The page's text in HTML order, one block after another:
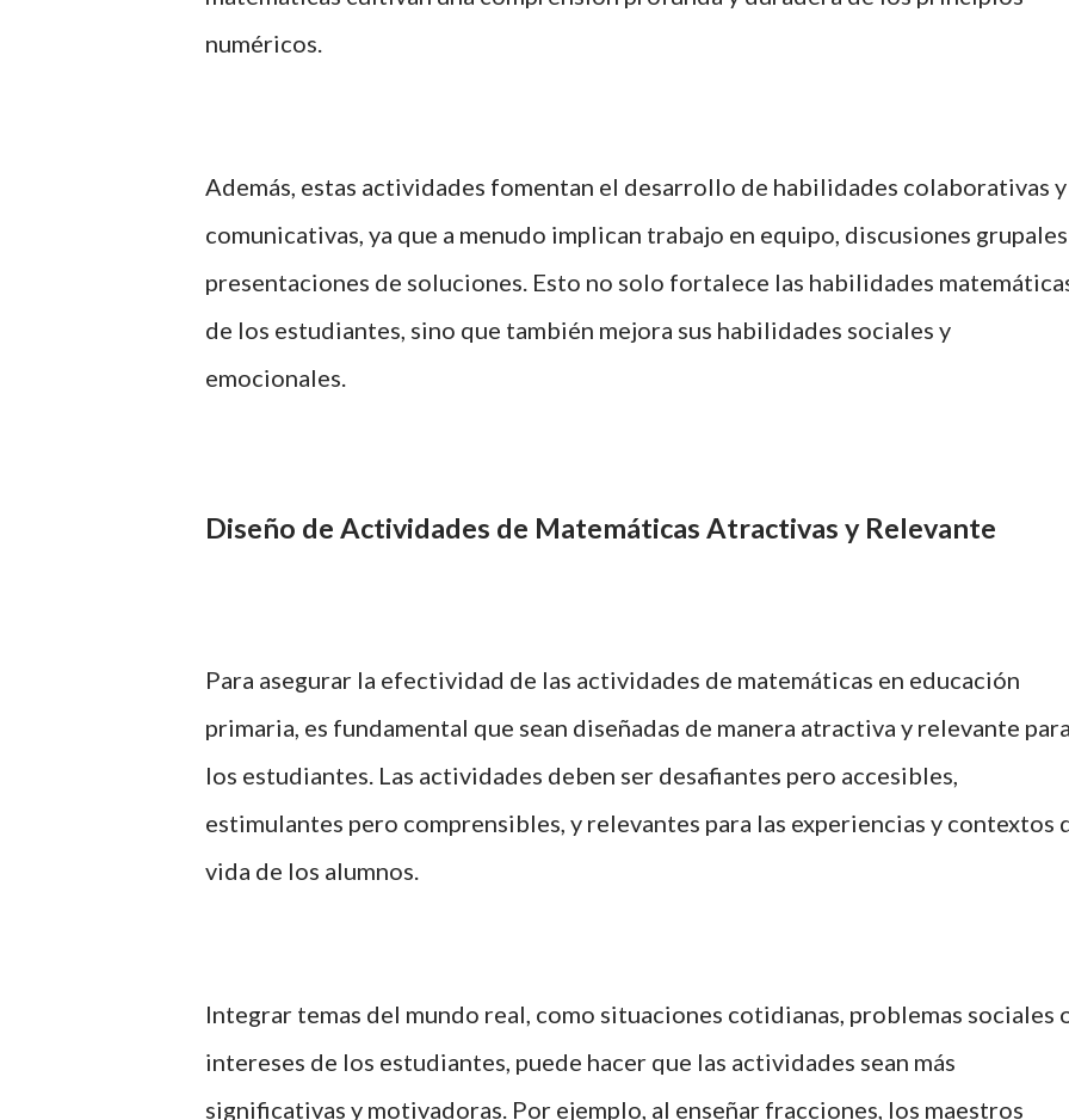
numéricos.
Además, estas actividades fomentan el desarrollo de habilidades colaborativas y
comunicativas, ya que a menudo implican trabajo en equipo, discusiones
presentaciones de soluciones. Esto no solo fortalece las habilidades
de los estudiantes, sino que también mejora sus habilidades sociales y
emocionales.
Diseño de Actividades de Matemáticas Atractivas y Relevante
Para asegurar la efectividad de las actividades de matemáticas en educación
primaria, es fundamental que sean diseñadas de manera atractiva y relevante
los estudiantes. Las actividades deben ser desafiantes pero accesibles,
estimulantes pero comprensibles, y relevantes para las experiencias y contextos
vida de los alumnos.
Integrar temas del mundo real, como situaciones cotidianas, problemas sociales
intereses de los estudiantes, puede hacer que las actividades sean más
significativas y motivadoras. Por ejemplo, al enseñar fracciones, los maestros